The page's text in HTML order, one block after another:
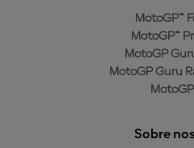
MotoGP™
MotoGP™
MotoGP
MotoGP Guru
Sobre